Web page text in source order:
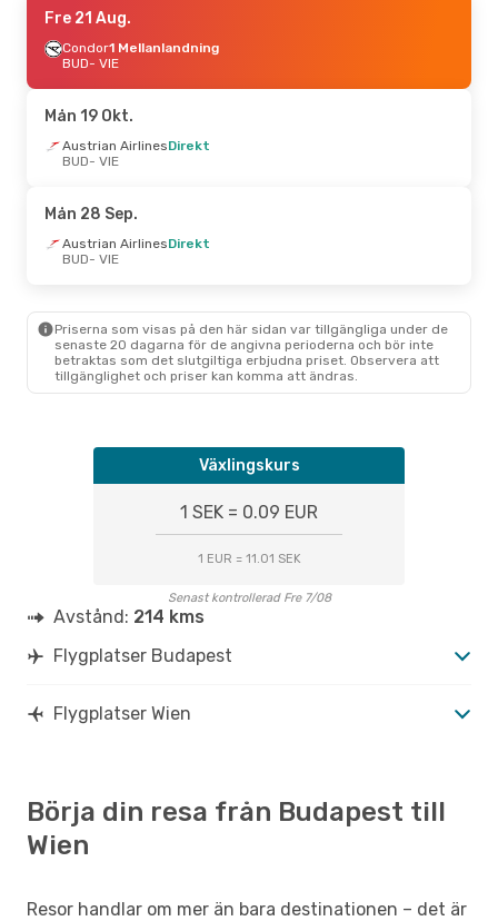
Fre 21 Aug.
Condor1 Mellanlandning
BUD- VIE
Mån 19 Okt.
Austrian AirlinesDirekt
BUD- VIE
Mån 28 Sep.
Austrian AirlinesDirekt
BUD- VIE
Priserna som visas på den här sidan var tillgängliga under de
senaste 20 dagarna för de angivna perioderna och bör inte
betraktas som det slutgiltiga erbjudna priset. Observera att
tillgänglighet och priser kan komma att ändras.
Växlingskurs
1 SEK = 0.09 EUR
1 EUR = 11.01 SEK
Senast kontrollerad Fre 7/08
Avstånd: 214 kms
Flygplatser Budapest
Flygplatser Wien
Börja din resa från Budapest till
Wien
Resor handlar om mer än bara destinationen – det är